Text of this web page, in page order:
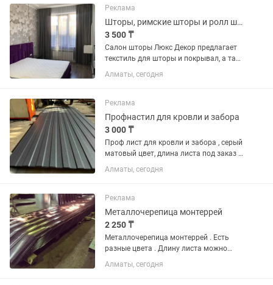
Оперативная память: 8GB •...
Реклама
Шторы, римские шторы и ролл шторы
3 500 ₸
Салон шторы Люкс Декор предлагает
текстиль для шторы и покрывал, а так
же пошив шторы на заказ. Мы с
радостью привезем салон к Вам!!!
Алматы, сегодня
Реклама
Профнастил для кровли и забора
3 000 ₸
Проф лист для кровли и забора , серый
матовый цвет, длина листа под заказ ,
доставка по Алматы . ✔️Цвет серый
матовый -цена за метр погонный 3000
. Есть...
Алматы, сегодня
Реклама
Металлочерепица монтеррей
2 250 ₸
Металлочерепица монтеррей . Есть
разные цвета . Длину листа можно
сделать под заказ до 7 метров .
Толщина металла 0.4 и 0.45 . Цена за
Алматы, сегодня